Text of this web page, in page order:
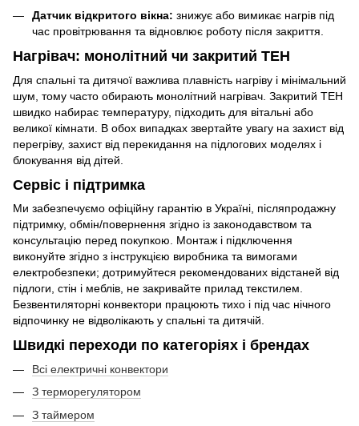
Датчик відкритого вікна: знижує або вимикає нагрів під
час провітрювання та відновлює роботу після закриття.
Нагрівач: монолітний чи закритий ТЕН
Для спальні та дитячої важлива плавність нагріву і мінімальний
шум, тому часто обирають монолітний нагрівач. Закритий ТЕН
швидко набирає температуру, підходить для вітальні або
великої кімнати. В обох випадках звертайте увагу на захист від
перегріву, захист від перекидання на підлогових моделях і
блокування від дітей.
Сервіс і підтримка
Ми забезпечуємо офіційну гарантію в Україні, післяпродажну
підтримку, обмін/повернення згідно із законодавством та
консультацію перед покупкою. Монтаж і підключення
виконуйте згідно з інструкцією виробника та вимогами
електробезпеки; дотримуйтеся рекомендованих відстаней від
підлоги, стін і меблів, не закривайте прилад текстилем.
Безвентиляторні конвектори працюють тихо і під час нічного
відпочинку не відволікають у спальні та дитячій.
Швидкі переходи по категоріях і брендах
Всі електричні конвектори
З терморегулятором
З таймером